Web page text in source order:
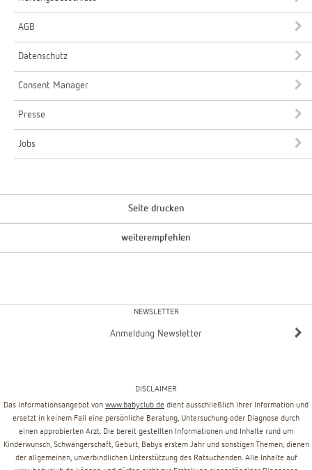
AGB
Datenschutz
Consent Manager
Presse
Jobs
Seite drucken
weiterempfehlen
NEWSLETTER
Anmeldung Newsletter
DISCLAIMER
Das Informationsangebot von www.babyclub.de dient ausschließlich Ihrer Information und
ersetzt in keinem Fall eine persönliche Beratung, Untersuchung oder Diagnose durch
einen approbierten Arzt. Die bereit gestellten Informationen und Inhalte rund um
Kinderwunsch, Schwangerschaft, Geburt, Babys erstem Jahr und sonstigen Themen, dienen
der allgemeinen, unverbindlichen Unterstützung des Ratsuchenden. Alle Inhalte auf